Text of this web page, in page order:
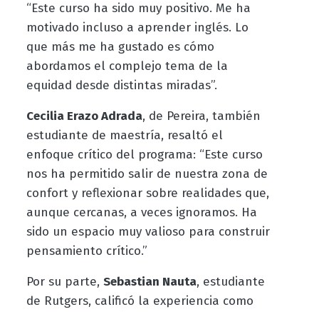
“Este curso ha sido muy positivo. Me ha
motivado incluso a aprender inglés. Lo
que más me ha gustado es cómo
abordamos el complejo tema de la
equidad desde distintas miradas”.
Cecilia ErazoAdrada, de Pereira, también
estudiante de maestría, resaltó el
enfoque crítico del programa: “Este curso
nos ha permitido salir de nuestra zona de
confort y reflexionar sobre realidades que,
aunque cercanas, a veces ignoramos. Ha
sido un espacio muy valioso para construir
pensamiento crítico.”
Por su parte, Sebastian Nauta, estudiante
de Rutgers, calificó la experiencia como